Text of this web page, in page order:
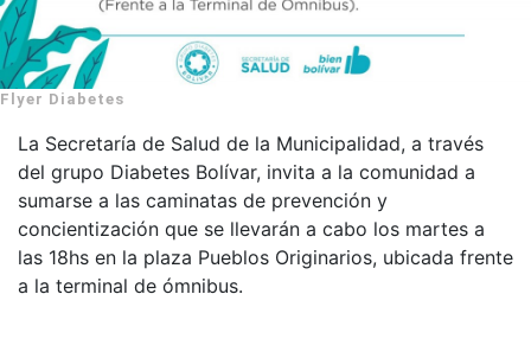
Flyer Diabetes
La Secretaría de Salud de la Municipalidad, a través
del grupo Diabetes Bolívar, invita a la comunidad a
sumarse a las caminatas de prevención y
concientización que se llevarán a cabo los martes a
las 18hs en la plaza Pueblos Originarios, ubicada frente
a la terminal de ómnibus.